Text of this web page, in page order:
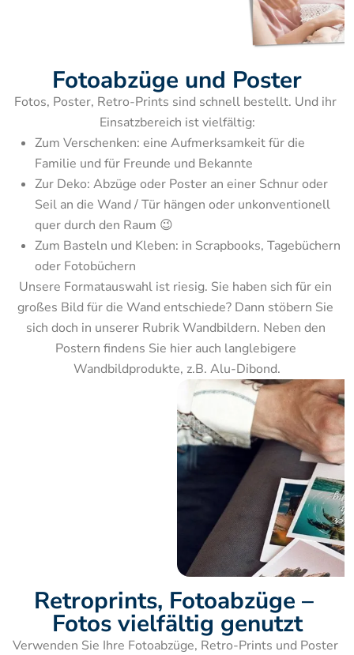
Fotoabzüge und Poster
Fotos, Poster, Retro-Prints sind schnell bestellt. Und ihr
Zum Verschenken: eine Aufmerksamkeit für die
Familie und für Freunde und Bekannte
Zur Deko: Abzüge oder Poster an einer Schnur oder
Seil an die Wand / Tür hängen oder unkonventionell
quer durch den Raum 😉
Zum Basteln und Kleben: in Scrapbooks, Tagebüchern
Unsere Formatauswahl ist riesig. Sie haben sich für ein
großes Bild für die Wand entschiede? Dann stöbern Sie
sich doch in unserer Rubrik Wandbildern. Neben den
Postern findens Sie hier auch langlebigere
Wandbildprodukte, z.B. Alu-Dibond.
Retroprints, Fotoabzüge –
Fotos vielfältig genutzt
Verwenden Sie Ihre Fotoabzüge, Retro-Prints und Poster